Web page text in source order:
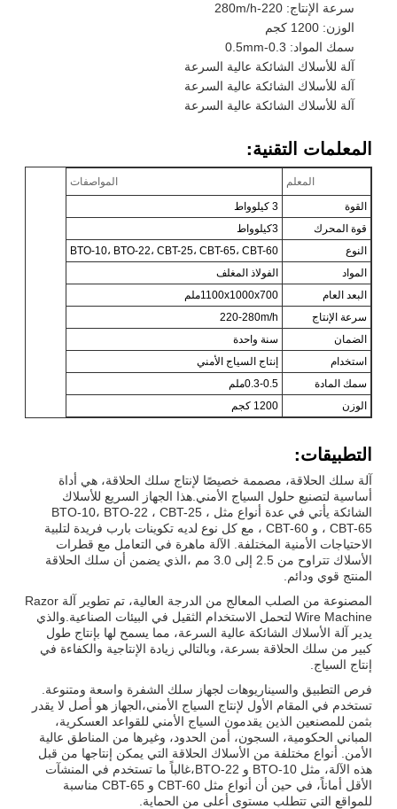
سرعة الإنتاج: 220-280m/h
الوزن: 1200 كجم
سمك المواد: 0.3-0.5mm
آلة للأسلاك الشائكة عالية السرعة
آلة للأسلاك الشائكة عالية السرعة
آلة للأسلاك الشائكة عالية السرعة
المعلمات التقنية:
المعلم
المواصفات
القوة
3 كيلوواط
قوة المحرك
3كيلوواط
النوع
BTO-10، BTO-22، CBT-25، CBT-65، CBT-60
المواد
الفولاذ المغلف
البعد العام
1100x1000x700ملم
سرعة الإنتاج
220-280m/h
الضمان
سنة واحدة
استخدام
إنتاج السياج الأمني
سمك المادة
0.3-0.5ملم
الوزن
1200 كجم
التطبيقات:
آلة سلك الحلاقة، مصممة خصيصًا لإنتاج سلك الحلاقة، هي أداة
أساسية لتصنيع حلول السياج الأمني.هذا الجهاز السريع للأسلاك
الشائكة يأتي في عدة أنواع مثل BTO-10، BTO-22 ، CBT-25 ،
CBT-65 ، و CBT-60 ، مع كل نوع لديه تكوينات بارب فريدة لتلبية
الاحتياجات الأمنية المختلفة. الآلة ماهرة في التعامل مع قطرات
الأسلاك تتراوح من 2.5 إلى 3.0 مم ،الذي يضمن أن سلك الحلاقة
المنتج قوي ودائم.
المصنوعة من الصلب المعالج من الدرجة العالية، تم تطوير آلة Razor
Wire Machine لتحمل الاستخدام الثقيل في البيئات الصناعية.والذي
يدير آلة الأسلاك الشائكة عالية السرعة، مما يسمح لها بإنتاج طول
كبير من سلك الحلاقة بسرعة، وبالتالي زيادة الإنتاجية والكفاءة في
إنتاج السياج.
فرص التطبيق والسيناريوهات لجهاز سلك الشفرة واسعة ومتنوعة.
تستخدم في المقام الأول لإنتاج السياج الأمني،الجهاز هو أصل لا يقدر
بثمن للمصنعين الذين يقدمون السياج الأمني للقواعد العسكرية،
المباني الحكومية، السجون، أمن الحدود، وغيرها من المناطق عالية
الأمن. أنواع مختلفة من الأسلاك الحلاقة التي يمكن إنتاجها من قبل
هذه الآلة، مثل BTO-10 و BTO-22،غالباً ما تستخدم في المنشآت
الأقل أماناً، في حين أن أنواع مثل CBT-60 و CBT-65 مناسبة
للمواقع التي تتطلب مستوى أعلى من الحماية.